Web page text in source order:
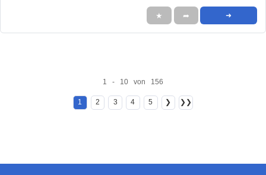
★ ➦ ➜
1 - 10 von 156
1 2 3 4 5 ❯ ❯❯